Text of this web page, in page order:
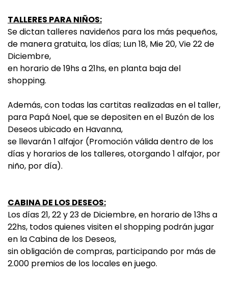
TALLERES PARA NIÑOS:
Se dictan talleres navideños para los más pequeños,
de manera gratuita, los días; Lun 18, Mie 20, Vie 22 de
Diciembre,
en horario de 19hs a 21hs, en planta baja del
shopping.
Además, con todas las cartitas realizadas en el taller,
para Papá Noel, que se depositen en el Buzón de los
Deseos ubicado en Havanna,
se llevarán 1 alfajor (Promoción válida dentro de los
días y horarios de los talleres, otorgando 1 alfajor, por
niño, por día).
CABINA DE LOS DESEOS:
Los días 21, 22 y 23 de Diciembre, en horario de 13hs a
22hs, todos quienes visiten el shopping podrán jugar
en la Cabina de los Deseos,
sin obligación de compras, participando por más de
2.000 premios de los locales en juego.